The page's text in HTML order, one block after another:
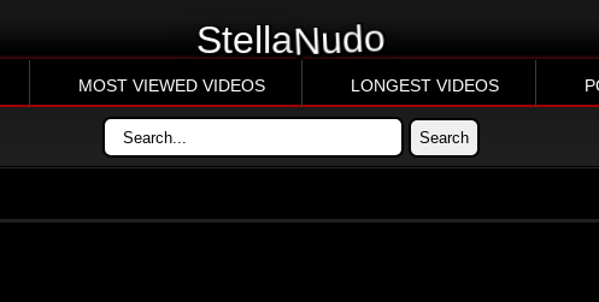
StellaNudo
MOST VIEWED VIDEOS LONGEST VIDEOS